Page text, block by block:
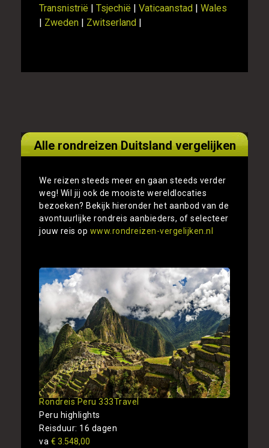
Transnistrië | Tsjechië | Vaticaanstad | Wales
| Zweden | Zwitserland |
Alle rondreizen Duitsland vergelijken
We reizen steeds meer en gaan steeds verder
weg! Wil jij ook de mooiste wereldlocaties
bezoeken? Bekijk hieronder het aanbod van de
avontuurlijke rondreis aanbieders, of selecteer
jouw reis op www.rondreizen-vergelijken.nl
Rondreis Peru 333Travel
Peru highlights
Reisduur: 16 dagen
va € 3.548,00